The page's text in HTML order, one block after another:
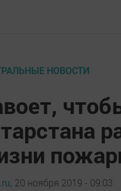
НОВОСТИ
20 ноября 2019 - 09:03